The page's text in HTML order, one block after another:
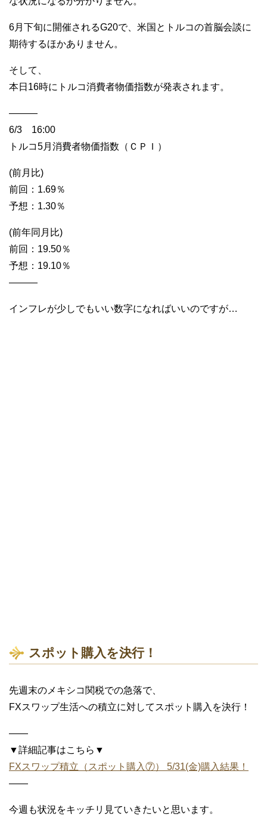
6月下旬に開催されるG20で、米国とトルコの首脳会談に
期待するほかありません。
そして、
本日16時にトルコ消費者物価指数が発表されます。
———
6/3 16:00
トルコ5月消費者物価指数（ＣＰＩ）
(前月比)
前回：1.69％
予想：1.30％
(前年同月比)
前回：19.50％
予想：19.10％
———
インフレが少しでもいい数字になればいいのですが…
スポット購入を決行！
先週末のメキシコ関税での急落で、
FXスワップ生活への積立に対してスポット購入を決行！
——
▼詳細記事はこちら▼
FXスワップ積立（スポット購入⑦） 5/31(金)購入結果！
——
今週も状況をキッチリ見ていきたいと思います。